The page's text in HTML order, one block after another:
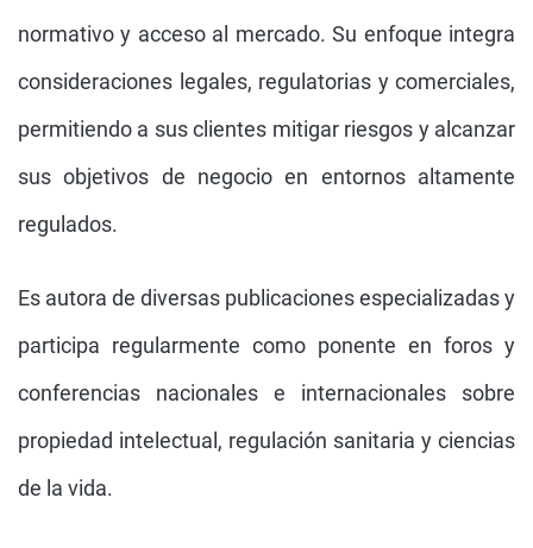
normativo y acceso al mercado. Su enfoque integra
consideraciones legales, regulatorias y comerciales,
permitiendo a sus clientes mitigar riesgos y alcanzar
sus objetivos de negocio en entornos altamente
regulados.
Es autora de diversas publicaciones especializadas y
participa regularmente como ponente en foros y
conferencias nacionales e internacionales sobre
propiedad intelectual, regulación sanitaria y ciencias
de la vida.